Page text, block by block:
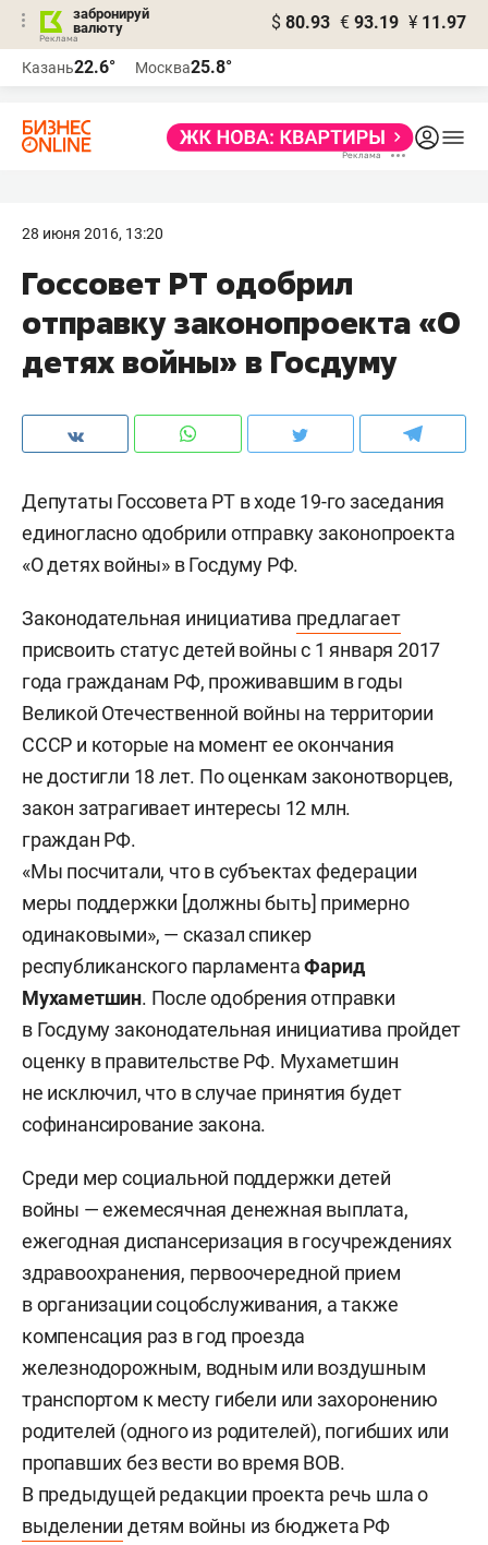
забронируй
валюту
$ 80.93 € 93.19 ¥ 11.97
Казань22.6° Москва25.8°
28 июня 2016, 13:20
Госсовет РТ одобрил
отправку законопроекта «О
детях войны» в Госдуму
Депутаты Госсовета РТв ходе 19-го заседания
единогласно одобрили отправку законопроекта
«О детях войны» в Госдуму РФ.
Законодательная инициатива предлагает
присвоить статус детей войны с 1 января 2017
года гражданам РФ, проживавшим в годы
Великой Отечественной войны на территории
СССР и которые на момент ее окончания
не достигли 18 лет. По оценкам законотворцев,
закон затрагивает интересы 12 млн.
граждан РФ.
«Мы посчитали, что в субъектах федерации
меры поддержки [должны быть] примерно
одинаковыми», — сказал спикер
республиканского парламентаФарид
Мухаметшин. После одобрения отправки
в Госдуму законодательная инициатива пройдет
оценку в правительстве РФ. Мухаметшин
не исключил, что в случае принятия будет
софинансирование закона.
Среди мер социальной поддержки детей
войны — ежемесячная денежная выплата,
ежегодная диспансеризация в госучреждениях
здравоохранения, первоочередной прием
в организации соцобслуживания, а также
компенсация раз в год проезда
железнодорожным, водным или воздушным
транспортом к месту гибели или захоронению
родителей (одного из родителей), погибших или
пропавших без вести во время ВОВ.
В предыдущей редакции проекта речь шла о
выделении детям войны из бюджета РФ